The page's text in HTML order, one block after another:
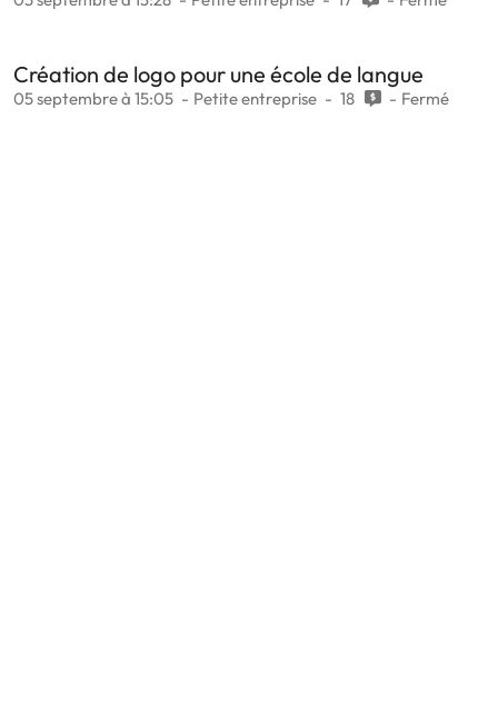
Création de logo pour une école de langue
05 septembre à 15:05 Petite entreprise 18 Fermé